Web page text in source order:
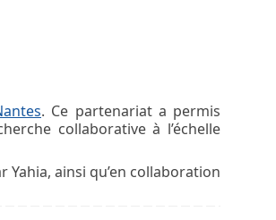
. Ce partenariat a permis
collaborative à l’échelle
Yahia, ainsi qu’en collaboration